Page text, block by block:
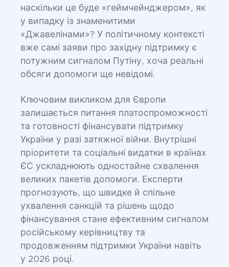
наскільки це буде «геймчейнджером», як
у випадку із знаменитими
«Джавелінами»? У політичному контексті
вже самі заяви про західну підтримку є
потужним сигналом Путіну, хоча реальні
обсяги допомоги ще невідомі.
Ключовим викликом для Європи
залишається питання платоспроможності
та готовності фінансувати підтримку
України у разі затяжної війни. Внутрішні
пріоритети та соціальні видатки в країнах
ЄС ускладнюють одностайне схвалення
великих пакетів допомоги. Експерти
прогнозують, що швидке й спільне
ухвалення санкцій та рішень щодо
фінансування стане ефективним сигналом
російському керівництву та
продовженням підтримки України навіть
у 2026 році.